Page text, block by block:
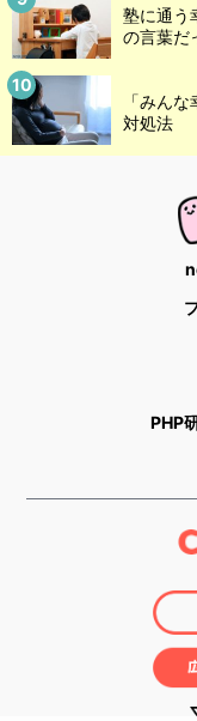
塾に通う
の言葉だ
「みん
対処法
PHP